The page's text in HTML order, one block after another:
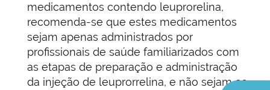
medicamentos contendo leuprorelina,
recomenda-se que estes medicamentos
sejam apenas administrados por
profissionais de saúde familiarizados com
as etapas de preparação e administração
da injeção de leuprorrelina, e não sejam os